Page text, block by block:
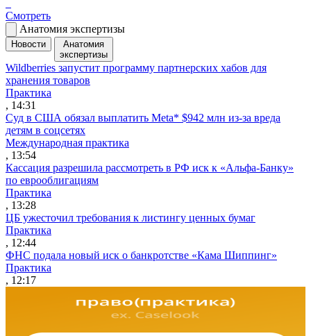
Смотреть
Анатомия экспертизы
Новости
Анатомия
экспертизы
Wildberries запустит программу партнерских хабов для
хранения товаров
Практика
, 14:31
Суд в США обязал выплатить Meta* $942 млн из-за вреда
детям в соцсетях
Международная практика
, 13:54
Кассация разрешила рассмотреть в РФ иск к «Альфа-Банку»
по еврооблигациям
Практика
, 13:28
ЦБ ужесточил требования к листингу ценных бумаг
Практика
, 12:44
ФНС подала новый иск о банкротстве «Кама Шиппинг»
Практика
, 12:17